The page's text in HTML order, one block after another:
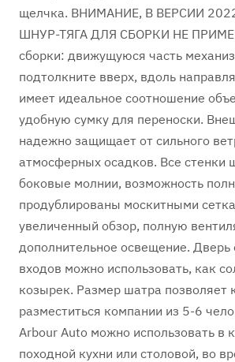
щелчка. ВНИМАНИЕ, В ВЕРСИИ
ШНУР-ТЯГА ДЛЯ СБОРКИ НЕ
сборки: движущуюся часть
подтолкните вверх, вдоль
имеет идеальное соотношение
удобную сумку для переноски.
надежно защищает от сильного
атмосферных осадков. Все стенки
боковые молнии, возможность
продублированы москитными
увеличенный обзор, полную
дополнительное освещение. Дверь
входов можно использовать, как
козырек. Размер шатра позволяет
разместиться компании из 5-6
Arbour Auto можно использовать в
походной кухни или столовой, во